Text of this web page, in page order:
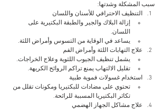
سبب المشكلة وشدتها:
التنظيف الاحترافي للأسنان واللسان
إزالة البلاك والجير والطبقة البكتيرية على
اللسان.
يساعد في الوقاية من التسوس وأمراض اللثة.
علاج التهابات اللثة وأمراض الفم
يشمل تنظيف الجيوب اللثوية وعلاج الخراجات.
تقليل الالتهاب يمنع تراكم الروائح الكريهة.
استخدام غسولات فموية طبية
تحتوي على مضادات للبكتيريا ومكونات تقلل من
تكاثر البكتيريا المسببة للرائحة.
علاج مشاكل الجهاز الهضمي